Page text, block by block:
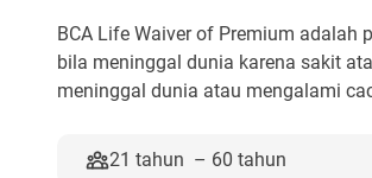
BCA Life Waiver of Premium
bila meninggal dunia karena sakit
meninggal dunia atau mengalami
21 tahun – 60 tahun